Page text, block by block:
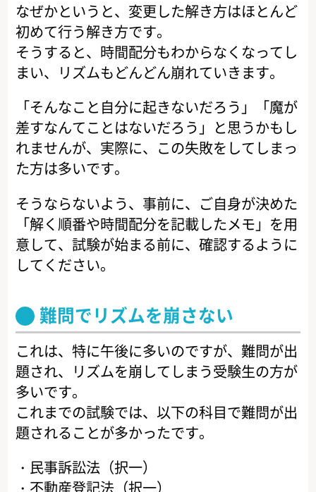
なぜかというと、変更した解き方はほとんど
初めて行う解き方です。
そうすると、時間配分もわからなくなってし
まい、リズムもどんどん崩れていきます。
「そんなこと自分に起きないだろう」「魔が
差すなんてことはないだろう」と思うかもし
れませんが、実際に、この失敗をしてしまっ
た方は多いです。
そうならないよう、事前に、ご自身が決めた
「解く順番や時間配分を記載したメモ」を用
意して、試験が始まる前に、確認するように
してください。
難問でリズムを崩さない
これは、特に午後に多いのですが、難問が出
題され、リズムを崩してしまう受験生の方が
多いです。
これまでの試験では、以下の科目で難問が出
題されることが多かったです。
・民事訴訟法（択一）
・不動産登記法（択一）